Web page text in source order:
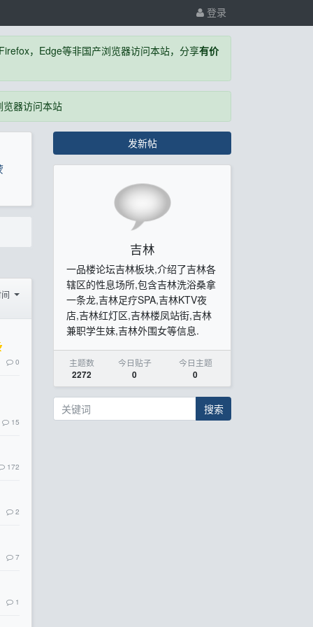
登录
，Edge等非国产浏览器访问本站，分享有价
器访问本站
0
15
172
2
7
1
发新帖
吉林
一品楼论坛吉林板块,介绍了吉林各
辖区的性息场所,包含吉林洗浴桑拿
一条龙,吉林足疗SPA,吉林KTV夜
店,吉林红灯区,吉林楼凤站街,吉林
兼职学生妹,吉林外围女等信息.
主题数
2272
今日贴子
0
今日主题
0
搜索